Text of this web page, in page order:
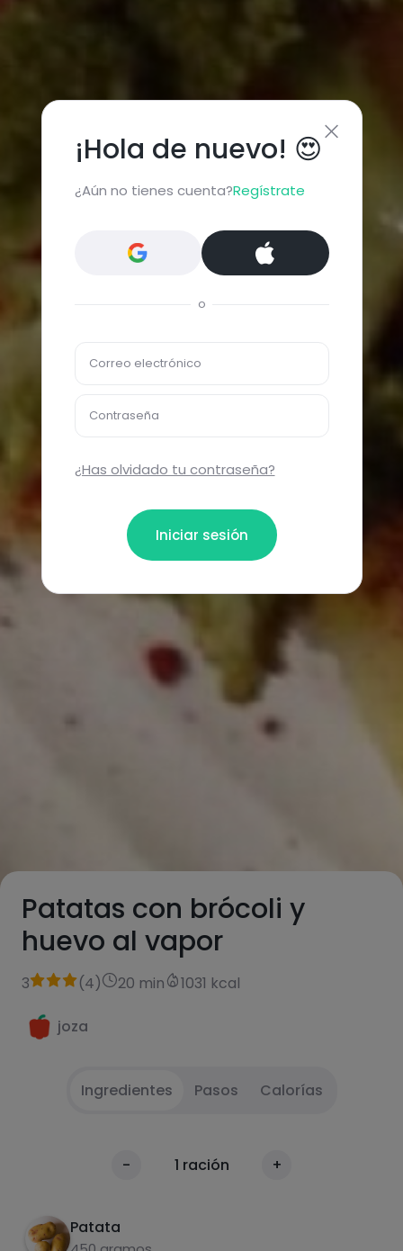
Patatas con brócoli y
huevo al vapor
3 (4) 20 min 1031 kcal
joza
Ingredientes Pasos Calorías
- 1 ración +
Patata
Pelar patata en dados o láminas, en función
Lavar y cortar brócoli en trozos separados
del tronco principal
¡Hola de nuevo! 😍
¿Aún no tienes cuenta?Regístrate
o
Correo electrónico
Contraseña
¿Has olvidado tu contraseña?
Iniciar sesión